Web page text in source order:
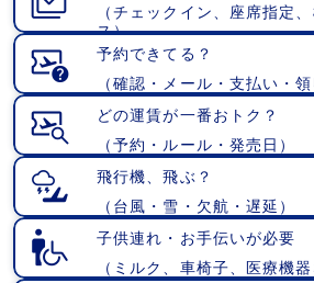
（チェックイン、座席指定
ス）
予約できてる？
（確認・メール・支払い・領
どの運賃が一番おトク？
（予約・ルール・発売日）
飛行機、飛ぶ？
（台風・雪・欠航・遅延）
子供連れ・お手伝いが必要
（ミルク、車椅子、医療機器